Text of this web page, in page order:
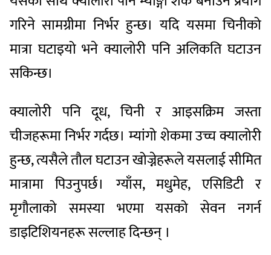
गरिने सामग्रीमा निर्भर हुन्छ। यदि यसमा चिनीको
मात्रा घटाइयो भने क्यालोरी पनि अलिकति घटाउन
सकिन्छ।
क्यालोरी पनि दूध, चिनी र आइसक्रिम जस्ता
चीजहरूमा निर्भर गर्दछ। म्यांगो शेकमा उच्च क्यालोरी
हुन्छ, त्यसैले तौल घटाउन खोज्नेहरूले यसलाई सीमित
मात्रामा पिउनुपर्छ। ग्याँस, मधुमेह, एसिडिटी र
मृगौलाको समस्या भएमा यसको सेवन नगर्न
डाइटिशियनहरू सल्लाह दिन्छन् ।